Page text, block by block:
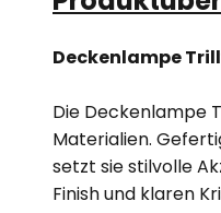
Deckenlampe
Die Deckenlampe
Materialien.
setzt sie stilvolle
Finish und klaren